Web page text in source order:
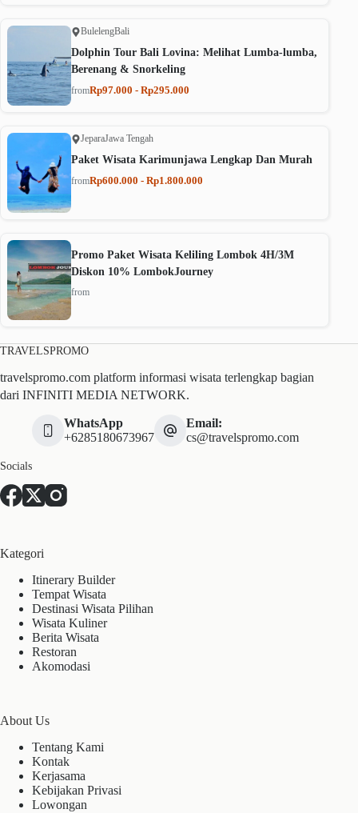
BulelengBali
Dolphin Tour Bali Lovina: Melihat Lumba-lumba,
Berenang & Snorkeling
fromRp97.000 - Rp295.000
JeparaJawa Tengah
Paket Wisata Karimunjawa Lengkap Dan Murah
fromRp600.000 - Rp1.800.000
Promo Paket Wisata Keliling Lombok 4H/3M
Diskon 10% LombokJourney
from
TRAVELSPROMO
travelspromo.com platform informasi wisata terlengkap bagian
dari INFINITI MEDIA NETWORK.
WhatsApp
+6285180673967
Email:
cs@travelspromo.com
Socials
Kategori
Itinerary Builder
Tempat Wisata
Destinasi Wisata Pilihan
Wisata Kuliner
Berita Wisata
Restoran
Akomodasi
About Us
Tentang Kami
Kontak
Kerjasama
Kebijakan Privasi
Lowongan